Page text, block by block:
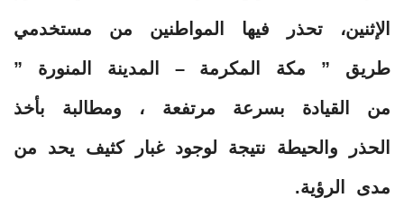
الإثنين، تحذر فيها المواطنين من مستخدمي
طريق ” مكة المكرمة – المدينة المنورة ”
من القيادة بسرعة مرتفعة ، ومطالبة بأخذ
الحذر والحيطة نتيجة لوجود غبار كثيف يحد من
مدى الرؤية.